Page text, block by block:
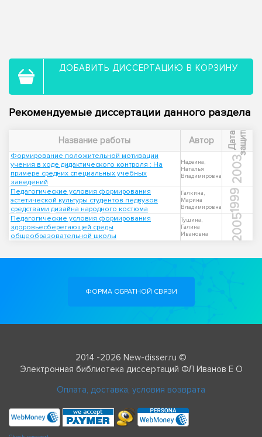
ДОБАВИТЬ ДИССЕРТАЦИЮ В КОРЗИНУ
Рекомендуемые диссертации данного раздела
Название работы Автор Д
а
т
а
з
а
щ
и
т ы
Формирование положительной мотивации
учения в ходе дидактического контроля : На
примере средних специальных учебных
заведений
Надеина,
Наталья
Владимировна
2003
Педагогические условия формирования
эстетической культуры студентов педвузов
средствами дизайна народного костюма
Галкина,
Марина
Владимировна
1999
Педагогические условия формирования
здоровьесберегающей среды
общеобразовательной школы
Тушина,
Галина
Ивановна
2005
ФОРМА ОБРАТНОЙ СВЯЗИ
2014 -2026 New-disser.ru ©
Электронная библиотека диссертаций ФЛ Иванов Е О
Оплата, доставка, условия возврата